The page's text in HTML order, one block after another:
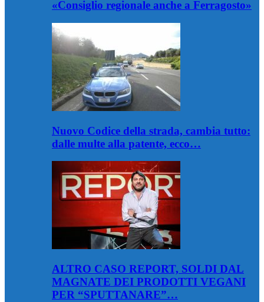
«Consiglio regionale anche a Ferragosto»
Nuovo Codice della strada, cambia tutto:
dalle multe alla patente, ecco…
ALTRO CASO REPORT, SOLDI DAL
MAGNATE DEI PRODOTTI VEGANI
PER “SPUTTANARE”…